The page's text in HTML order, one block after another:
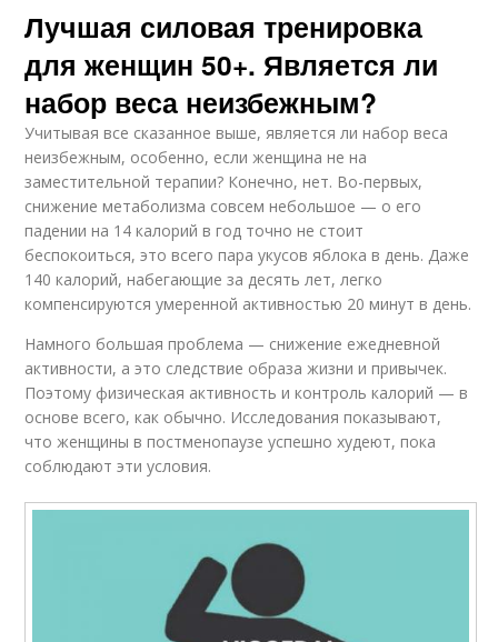
Лучшая силовая тренировка
для женщин 50+. Является ли
набор веса неизбежным?
Учитывая все сказанное выше, является ли набор веса
неизбежным, особенно, если женщина не на
заместительной терапии? Конечно, нет. Во-первых,
снижение метаболизма совсем небольшое — о его
падении на 14 калорий в год точно не стоит
беспокоиться, это всего пара укусов яблока в день. Даже
140 калорий, набегающие за десять лет, легко
компенсируются умеренной активностью 20 минут в день.
Намного большая проблема — снижение ежедневной
активности, а это следствие образа жизни и привычек.
Поэтому физическая активность и контроль калорий — в
основе всего, как обычно. Исследования показывают,
что женщины в постменопаузе успешно худеют, пока
соблюдают эти условия.